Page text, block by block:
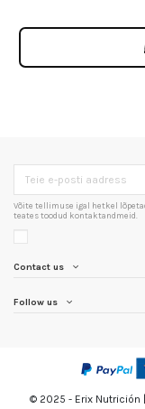
Võite tellimuse igal hetkel
teates toodud kontaktandmeid.
Contact us
Follow us
© 2025 - Erix Nutrición